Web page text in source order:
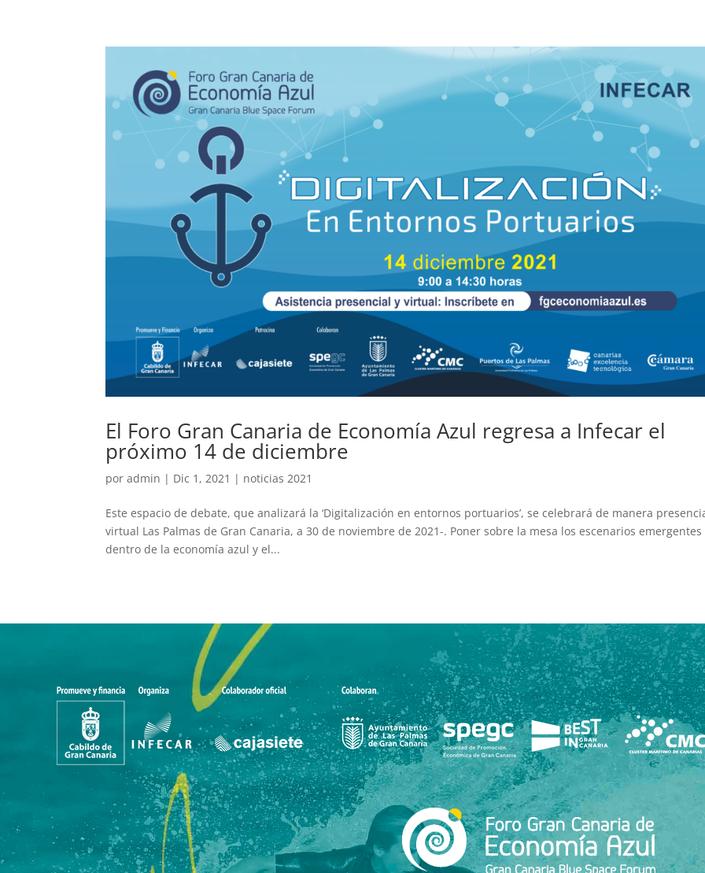
El Foro Gran Canaria de Economía Azul regresa a Infecar el
próximo 14 de diciembre
poradmin | Dic 1, 2021 | noticias 2021
Este espacio de debate, que analizará la ‘Digitalización en entornos portuarios’, se celebrará de manera
virtual Las Palmas de Gran Canaria, a 30 de noviembre de 2021-. Poner sobre la mesa los escenarios emergentes
dentro de la economía azul y el...